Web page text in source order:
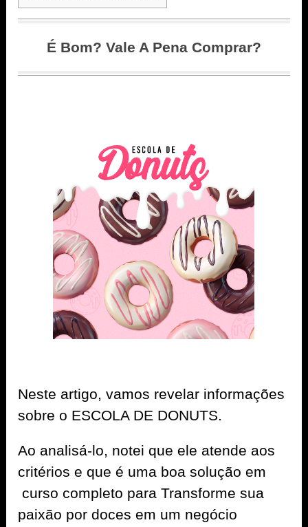
É Bom? Vale A Pena Comprar?
Neste artigo, vamos revelar informações
sobre o ESCOLA DE DONUTS.
Ao analisá-lo, notei que ele atende aos
critérios e que é uma boa solução em
curso completo para Transforme sua
paixão por doces em um negócio